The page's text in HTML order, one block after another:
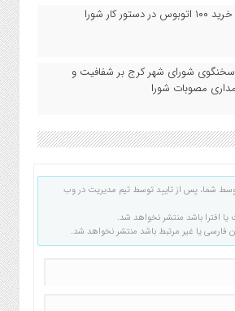
دستور کار شورا
سخنگوی شورای شهر کرج بر شفافیت و
مصوبات شورا
شما، پس از تایید توسط تیم مدیریت در وب
افترا باشد منتشر نخواهد شد.
فارسی یا غیر مرتبط باشد منتشر نخواهد شد.